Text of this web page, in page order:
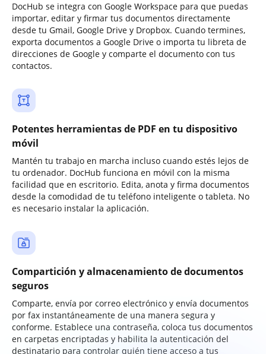
DocHub se integra con Google Workspace para que puedas
importar, editar y firmar tus documentos directamente
desde tu Gmail, Google Drive y Dropbox. Cuando termines,
exporta documentos a Google Drive o importa tu libreta de
direcciones de Google y comparte el documento con tus
contactos.
Potentes herramientas de PDF en tu dispositivo
móvil
Mantén tu trabajo en marcha incluso cuando estés lejos de
tu ordenador. DocHub funciona en móvil con la misma
facilidad que en escritorio. Edita, anota y firma documentos
desde la comodidad de tu teléfono inteligente o tableta. No
es necesario instalar la aplicación.
Compartición y almacenamiento de documentos
seguros
Comparte, envía por correo electrónico y envía documentos
por fax instantáneamente de una manera segura y
conforme. Establece una contraseña, coloca tus documentos
en carpetas encriptadas y habilita la autenticación del
destinatario para controlar quién tiene acceso a tus